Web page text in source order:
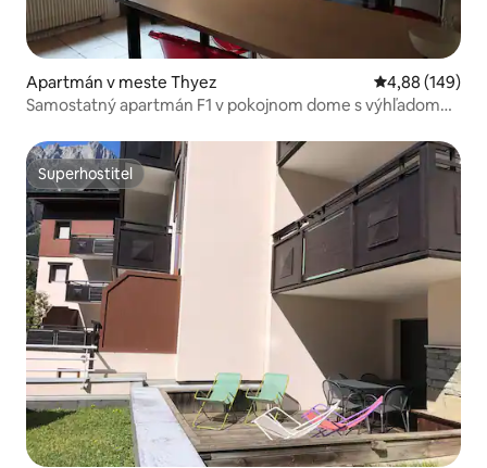
Apartmán v meste Thyez Priemerné
4,88 (149)
Samostatný apartmán F1 v pokojnom dome s výhľadom
Superhostiteľ
Superhostiteľ